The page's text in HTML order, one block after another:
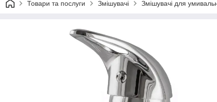
Товари та послуги Змішувачі Змішувачі для